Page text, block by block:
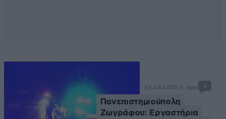
ΕΛΛΑΔΑ58 λ. πριν 2
Πανεπιστημιούπολη
Ζωγράφου: Εργαστήρια